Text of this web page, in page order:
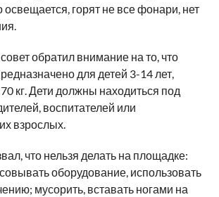
горят не все фонари, нет
обратил внимание на то, что
для детей 3-14 лет,
кг. Дети должны находиться под
воспитателей или
взрослых.
что нельзя делать на площадке:
оборудование, использовать
мусорить, вставать ногами на